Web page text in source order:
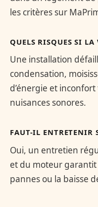
les critères sur
QUELS RISQUES SI
Une installation
condensation,
d’énergie et
nuisances sonores.
FAUT-IL ENTRETENIR
Oui, un entretien
et du moteur
pannes ou la baisse